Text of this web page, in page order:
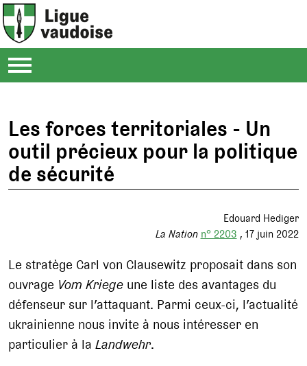
Les forces territoriales - Un
outil précieux pour la politique
de sécurité
Edouard Hediger
La Nation n° 2203 17 juin 2022
Le stratège Carl von Clausewitz proposait dans son
ouvrage Vom Kriege une liste des avantages du
défenseur sur l’attaquant. Parmi ceux-ci, l’actualité
ukrainienne nous invite à nous intéresser en
particulier à laLandwehr.